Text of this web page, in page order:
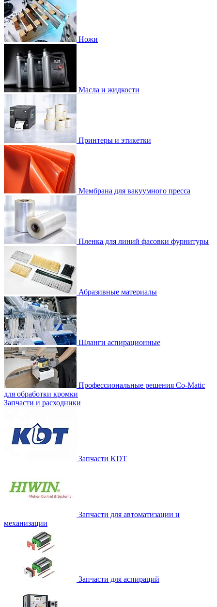
Ножи
Масла и жидкости
Принтеры и этикетки
Мембрана для вакуумного пресса
Пленка для линий фасовки фурнитуры
Абразивные материалы
Шланги аспирационные
Профессиональные решения Co-Matic
для обработки кромки
Запчасти и расходники
Запчасти KDT
Запчасти для автоматизации и
механизации
Запчасти для аспираций